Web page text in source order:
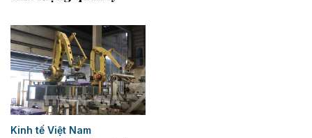
Kinh tế Việt Nam